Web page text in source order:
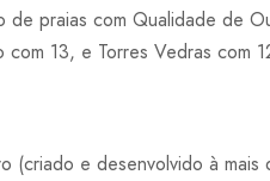
de praias com Qualidade de
13, e Torres Vedras com
e desenvolvido à mais